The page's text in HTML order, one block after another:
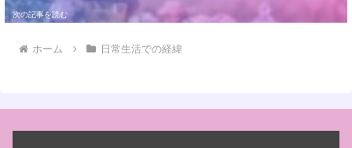
ホーム 日常生活での経緯